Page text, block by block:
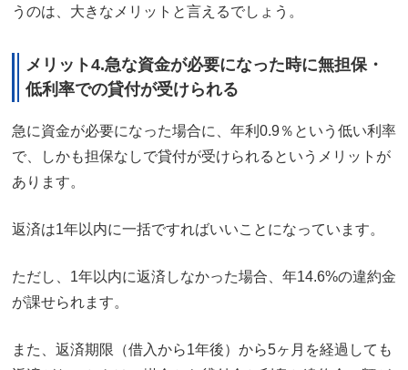
うのは、大きなメリットと言えるでしょう。
メリット4.急な資金が必要になった時に無担保・
低利率での貸付が受けられる
急に資金が必要になった場合に、年利0.9％という低い利率
で、しかも担保なしで貸付が受けられるというメリットが
あります。
返済は1年以内に一括ですればいいことになっています。
ただし、1年以内に返済しなかった場合、年14.6%の違約金
が課せられます。
また、返済期限（借入から1年後）から5ヶ月を経過しても